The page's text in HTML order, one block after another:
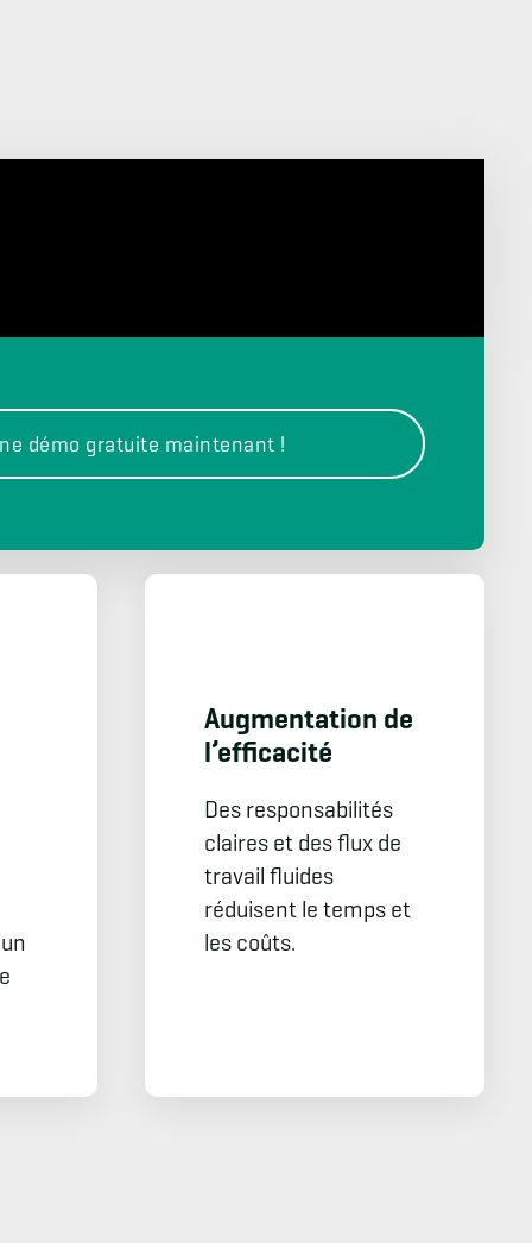
démo gratuite maintenant !
Augmen­tation de
l’efficacité
Des responsabilités
claires et des flux de
travail fluides
réduisent le temps et
les coûts.